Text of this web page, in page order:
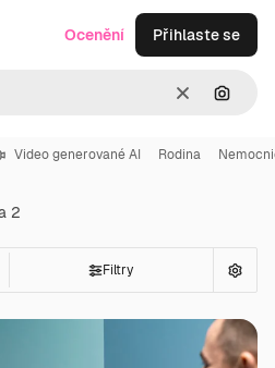
ZrušitHledat
Ocenění Přihlaste se
Video generované AI Rodina
2
Filtry